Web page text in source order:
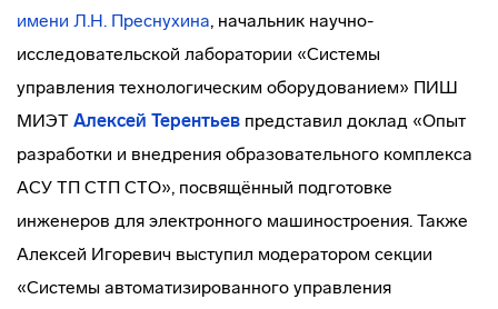
имени Л.Н. Преснухина, начальник научно-
исследовательской лаборатории «Системы
управления технологическим оборудованием» ПИШ
МИЭТ Алексей Терентьев представил доклад «Опыт
разработки и внедрения образовательного комплекса
АСУ ТП СТП СТО», посвящённый подготовке
инженеров для электронного машиностроения. Также
Алексей Игоревич выступил модератором секции
«Системы автоматизированного управления